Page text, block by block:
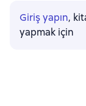
Giriş yapın,
yapmak için